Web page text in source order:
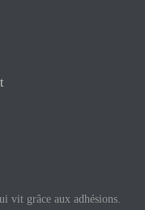
vit grâce aux adhésions.